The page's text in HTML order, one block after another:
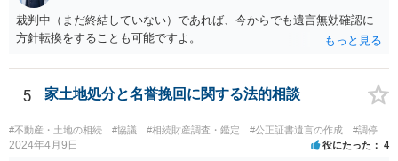
は受贈者に対し、遺留分侵害額に相当する金銭の支払を請求すること
ができる。
裁判中（まだ終結していない）であれば、今からでも遺言無効確認に
方針転換をすることも可能ですよ。
5 家土地処分と名誉挽回に関する法的相談
#不動産・土地の相続 #協議 #相続財産調査・鑑定 #公正証書遺言の作成 #調停
2024年4月9日 役にたった 4